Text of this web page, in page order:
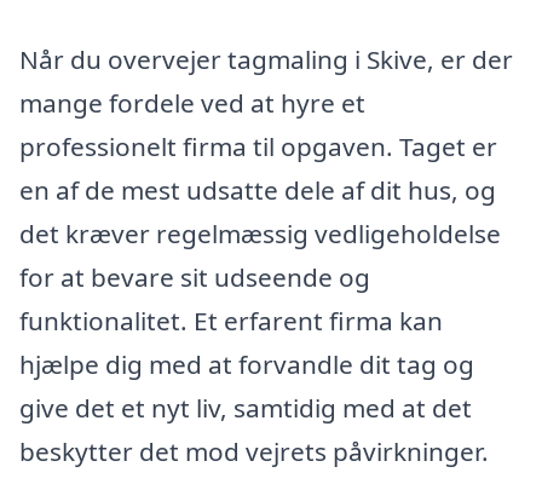
Når du overvejer tagmaling i Skive, er der
mange fordele ved at hyre et
professionelt firma til opgaven. Taget er
en af de mest udsatte dele af dit hus, og
det kræver regelmæssig vedligeholdelse
for at bevare sit udseende og
funktionalitet. Et erfarent firma kan
hjælpe dig med at forvandle dit tag og
give det et nyt liv, samtidig med at det
beskytter det mod vejrets påvirkninger.